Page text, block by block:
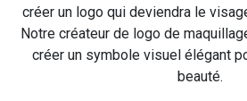
créer un logo qui deviendra le
Notre créateur de logo de
créer un symbole visuel élégant
beauté.